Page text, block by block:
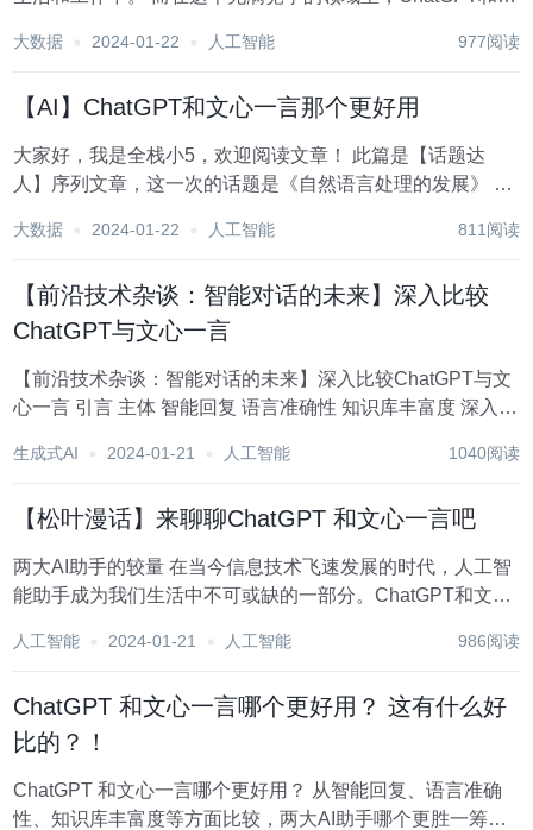
优势，但在智能回复、语言准确性、知识库丰富度等方面却
大数据 2024-01-22 人工智能 977阅读
【AI】ChatGPT和文心一言那个更好用
大家好，我是全栈小5，欢迎阅读文章！ 此篇是【话题达
人】序列文章，这一次的话题是《自然语言处理的发展》 文
望指正。 目录 背景 自我介绍 面试题 作诗 魔方解法 背景...
大数据 2024-01-22 人工智能 811阅读
【前沿技术杂谈：智能对话的未来】深入比较
ChatGPT与文心一言
【前沿技术杂谈：智能对话的未来】深入比较ChatGPT与文
心一言 引言 主体 智能回复 语言准确性 知识库丰富度 深入分
处理和隐私 用户界面和体验 应用场景分析 未来展望 技...
生成式AI 2024-01-21 人工智能 1040阅读
【松叶漫话】来聊聊ChatGPT 和文心一言吧
两大AI助手的较量 在当今信息技术飞速发展的时代，人工智
能助手成为我们生活中不可或缺的一部分。ChatGPT和文心
知识库丰富度等方面各有千秋。本文将就这两位AI助手的特
人工智能 2024-01-21 人工智能 986阅读
ChatGPT 和文心一言哪个更好用？ 这有什么好
比的？！
ChatGPT 和文心一言哪个更好用？ 从智能回复、语言准确
性、知识库丰富度等方面比较，两大AI助手哪个更胜一筹？